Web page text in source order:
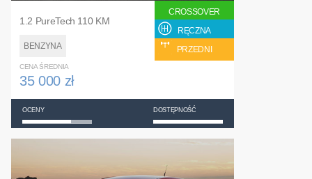
1.2 PureTech 110 KM
BENZYNA
CROSSOVER
RĘCZNA
PRZEDNI
CENA ŚREDNIA
35 000 zł
OCENY DOSTĘPNOŚĆ